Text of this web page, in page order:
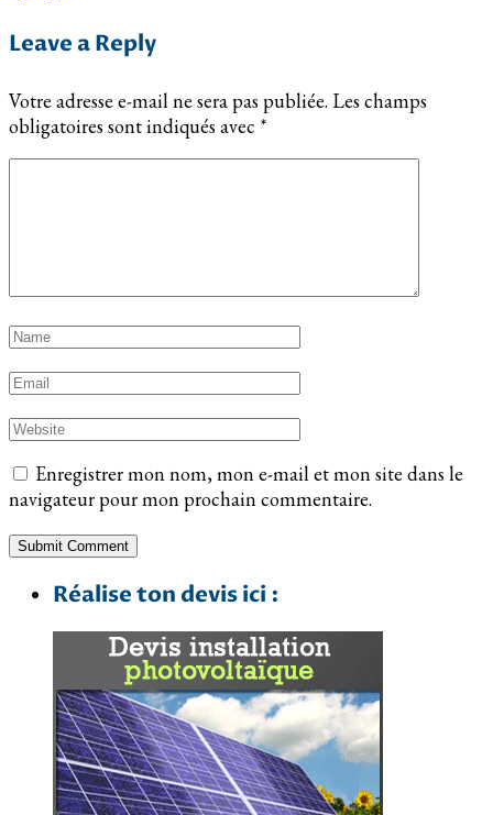
Leave a Reply
Votre adresse e-mail ne sera pas publiée. Les champs
obligatoires sont indiqués avec *
Enregistrer mon nom, mon e-mail et mon site dans le
navigateur pour mon prochain commentaire.
Réalise ton devis ici :